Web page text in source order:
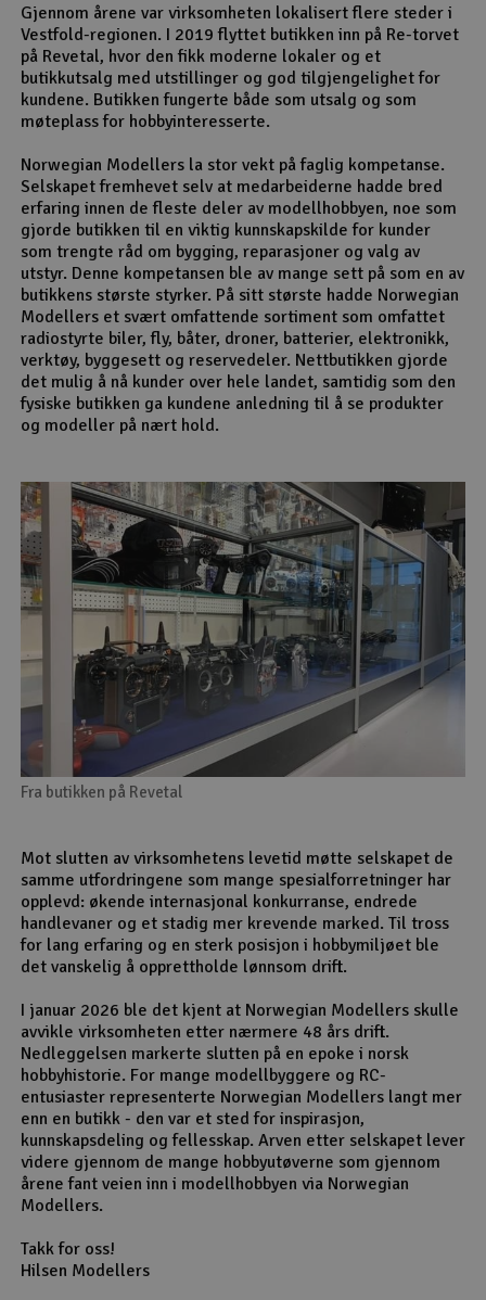
Gjennom årene var virksomheten lokalisert flere steder i
Vestfold-regionen. I 2019 flyttet butikken inn på Re-torvet
på Revetal, hvor den fikk moderne lokaler og et
butikkutsalg med utstillinger og god tilgjengelighet for
kundene. Butikken fungerte både som utsalg og som
møteplass for hobbyinteresserte.
Norwegian Modellers la stor vekt på faglig kompetanse.
Selskapet fremhevet selv at medarbeiderne hadde bred
erfaring innen de fleste deler av modellhobbyen, noe som
gjorde butikken til en viktig kunnskapskilde for kunder
som trengte råd om bygging, reparasjoner og valg av
utstyr. Denne kompetansen ble av mange sett på som en av
butikkens største styrker. På sitt største hadde Norwegian
Modellers et svært omfattende sortiment som omfattet
radiostyrte biler, fly, båter, droner, batterier, elektronikk,
verktøy, byggesett og reservedeler. Nettbutikken gjorde
det mulig å nå kunder over hele landet, samtidig som den
fysiske butikken ga kundene anledning til å se produkter
og modeller på nært hold.
Fra butikken på Revetal
Mot slutten av virksomhetens levetid møtte selskapet de
samme utfordringene som mange spesialforretninger har
opplevd: økende internasjonal konkurranse, endrede
handlevaner og et stadig mer krevende marked. Til tross
for lang erfaring og en sterk posisjon i hobbymiljøet ble
det vanskelig å opprettholde lønnsom drift.
I januar 2026 ble det kjent at Norwegian Modellers skulle
avvikle virksomheten etter nærmere 48 års drift.
Nedleggelsen markerte slutten på en epoke i norsk
hobbyhistorie. For mange modellbyggere og RC-
entusiaster representerte Norwegian Modellers langt mer
enn en butikk - den var et sted for inspirasjon,
kunnskapsdeling og fellesskap. Arven etter selskapet lever
videre gjennom de mange hobbyutøverne som gjennom
årene fant veien inn i modellhobbyen via Norwegian
Modellers.
Takk for oss!
Hilsen Modellers